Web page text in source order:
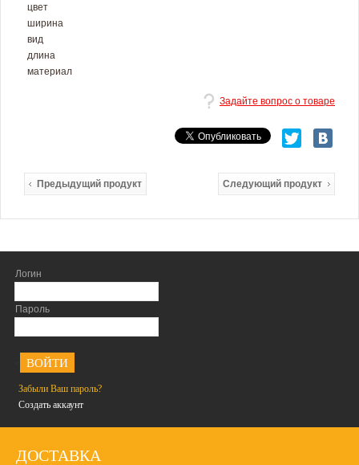
Логин
Пароль
Забыли Ваш пароль?
Создать аккаунт
ДОСТАВКА
цвет
ширина
вид
длина
материал
Задайте вопрос о товаре
Предыдущий продукт Следующий продукт